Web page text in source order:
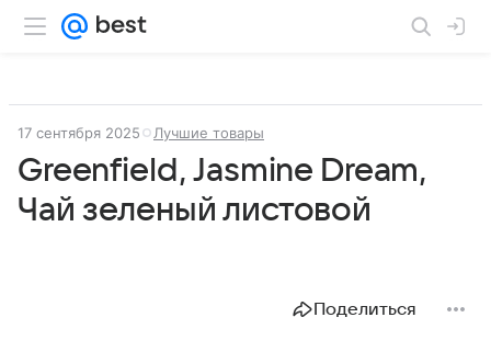
17 сентября 2025 Лучшие товары
Greenfield, Jasmine Dream,
Чай зеленый листовой
Поделиться